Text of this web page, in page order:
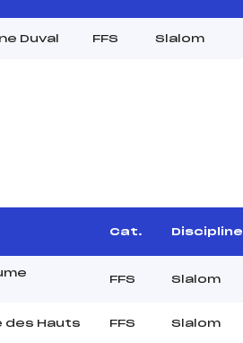
Duval FFS Slalom
Cat. Discipline
FFS Slalom
des Hauts FFS Slalom